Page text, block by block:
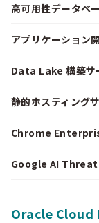
高可用性データベ
アプリケーション
Data Lake 構築サ
静的ホスティング
Chrome
Google AI Threat
Oracle